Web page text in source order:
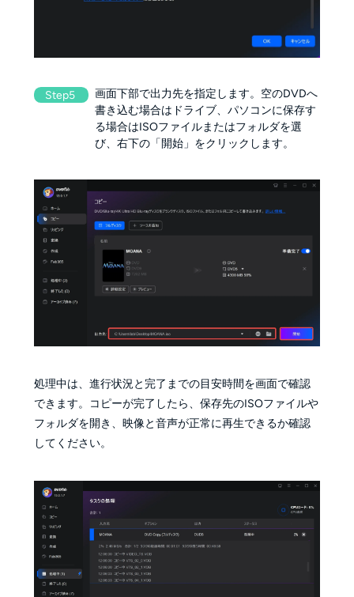
Step5
画面下部で出力先を指定します。空のDVDへ
書き込む場合はドライブ、パソコンに保存す
る場合はISOファイルまたはフォルダを選
び、右下の「開始」をクリックします。
処理中は、進行状況と完了までの目安時間を画面で確認
できます。コピーが完了したら、保存先のISOファイルや
フォルダを開き、映像と音声が正常に再生できるか確認
してください。